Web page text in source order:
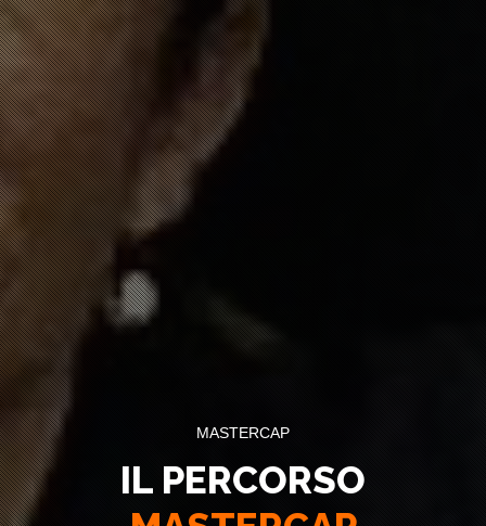
MASTERCAP
IL PERCORSO